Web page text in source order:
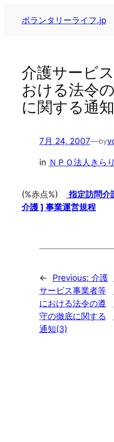
ボランタリーライフ.jp
介護サービ
おける法令
に関する通知
7月 24, 2007—by
in ＮＰＯ法人きらり
(%赤点%)
指定訪問介
介護 ] 事業運営規程
← Previous: 介護
サービス事業者等
における法令の遵
守の徹底に関する
通知(3)